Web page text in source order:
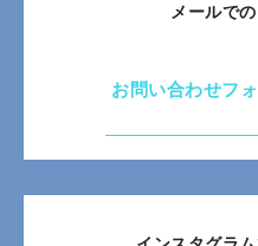
メールで
お問い合わせフ